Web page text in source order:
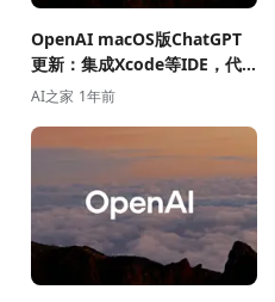
OpenAI macOS版ChatGPT
更新：集成Xcode等IDE，代
码编辑更便捷
AI之家 1年前